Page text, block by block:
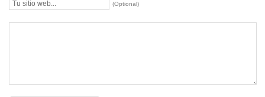
(Optional)